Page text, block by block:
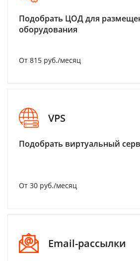
Подобрать ЦОД для
оборудования
От 815 руб./месяц
VPS
Подобрать виртуальный
От 30 руб./месяц
Email-рассылки